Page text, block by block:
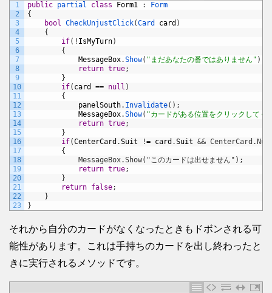
1
2
3
4
5
6
7
8
9
10
11
12
13
14
15
16
17
18
19
20
21
22
23
public partial class Form1 :
Form
{
bool CheckUnjustClick(Card card )
{
if( ! IsMyTurn)
{
MessageBox.Show( "まだあなたの番ではありません" )
return true;
}
if( card == null )
{
panelSouth. Invalidate( ) ;
MessageBox.Show( "カードがある位置をクリックしてく
return true;
}
if(CenterCard .Suit != card .Suit &&
{
MessageBox.Show("このカードは出せません");
return true;
}
return false;
}
}
それから自分のカードがなくなったときもドボンされる可
能性があります。これは手持ちのカードを出し終わったと
きに実行されるメソッドです。